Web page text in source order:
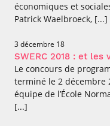
économiques et
Patrick Waelbroeck, [...]
3 décembre 18
SWERC 2018 : et les
Le concours de
terminé le 2 décembre
équipe de l’École
[...]